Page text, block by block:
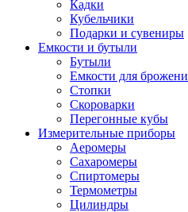
Кадки
Кубельчики
Подарки и сувениры
Емкости и бутыли
Бутыли
Емкости для
Стопки
Скороварки
Перегонные кубы
Измерительные приборы
Аеромеры
Сахаромеры
Спиртомеры
Термометры
Цилиндры